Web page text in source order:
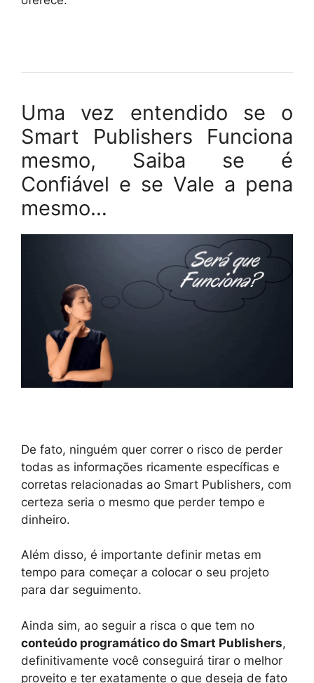
Uma vez entendido se o
Smart Publishers Funciona
mesmo, Saiba se é
Confiável e se Vale a pena
mesmo…
De fato, ninguém quer correr o risco de perder
todas as informações ricamente específicas e
corretas relacionadas ao Smart Publishers, com
certeza seria o mesmo que perder tempo e
dinheiro.
Além disso, é importante definir metas em
tempo para começar a colocar o seu projeto
para dar seguimento.
Ainda sim, ao seguir a risca o que tem no
conteúdo programático do Smart Publishers,
definitivamente você conseguirá tirar o melhor
proveito e ter exatamente o que deseja de fato